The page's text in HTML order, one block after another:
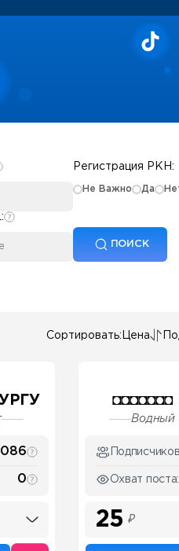
Регистрация РКН:
Не Важно Да
ПОИСК
Сортировать: Цена
086
0
Водный
Охват поста:
25 ₽